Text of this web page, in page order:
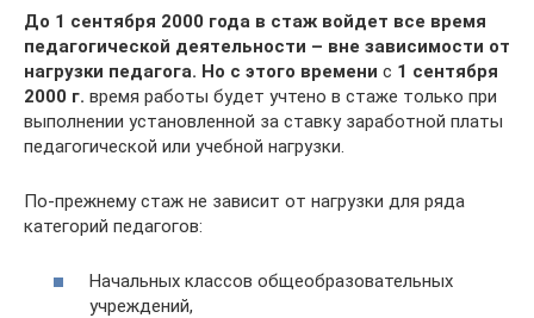
До 1 сентября 2000 года в стаж войдет все время
педагогической деятельности – вне зависимости от
нагрузки педагога. Но с этого времени с 1 сентября
2000 г. время работы будет учтено в стаже только при
выполнении установленной за ставку заработной платы
педагогической или учебной нагрузки.
По-прежнему стаж не зависит от нагрузки для ряда
категорий педагогов:
Начальных классов общеобразовательных
учреждений,